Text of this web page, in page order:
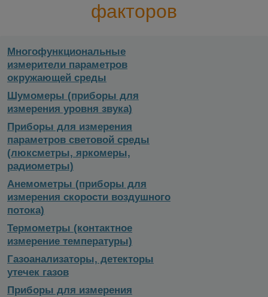
факторов
Многофункциональные
измерители параметров
окружающей среды
Шумомеры (приборы для
измерения уровня звука)
Приборы для измерения
параметров световой среды
(люксметры, яркомеры,
радиометры)
Анемометры (приборы для
измерения скорости воздушного
потока)
Термометры (контактное
измерение температуры)
Газоанализаторы, детекторы
утечек газов
Приборы для измерения